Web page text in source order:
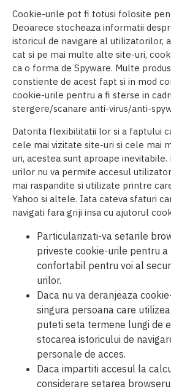
Cookie-urile pot fi totusi folosite
Deoarece stocheaza informatii
istoricul de navigare al utilizatorilor,
cat si pe mai multe alte site-uri,
ca o forma de Spyware. Multe
constiente de acest fapt si in mod
cookie-urile pentru a fi sterse in
stergere/scanare anti-virus/anti-
Datorita flexibilitatii lor si a faptului
cele mai vizitate site-uri si cele mai
uri, acestea sunt aproape
urilor nu va permite accesul
mai raspandite si utilizate printre
Yahoo si altele. Iata cateva sfaturi
navigati fara griji insa cu ajutorul
Particularizati-va setarile
priveste cookie-urile pentru
confortabil pentru voi al
urilor.
Daca nu va deranjeaza
singura persoana care
puteti seta termene lungi de
stocarea istoricului de
personale de acces.
Daca impartiti accesul la
considerare setarea